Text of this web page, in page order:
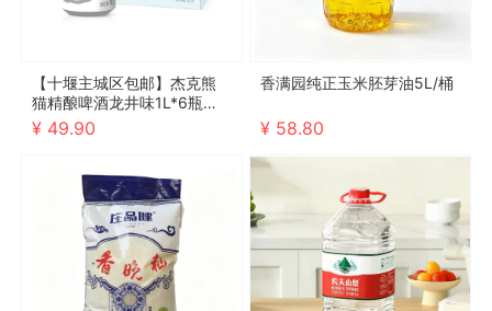
【十堰主城区包邮】杰克熊
猫精酿啤酒龙井味1L*6瓶（2
026年10月4号到期，介意勿
¥ 49.90
香满园纯正玉米胚芽油5L/桶
¥ 58.80